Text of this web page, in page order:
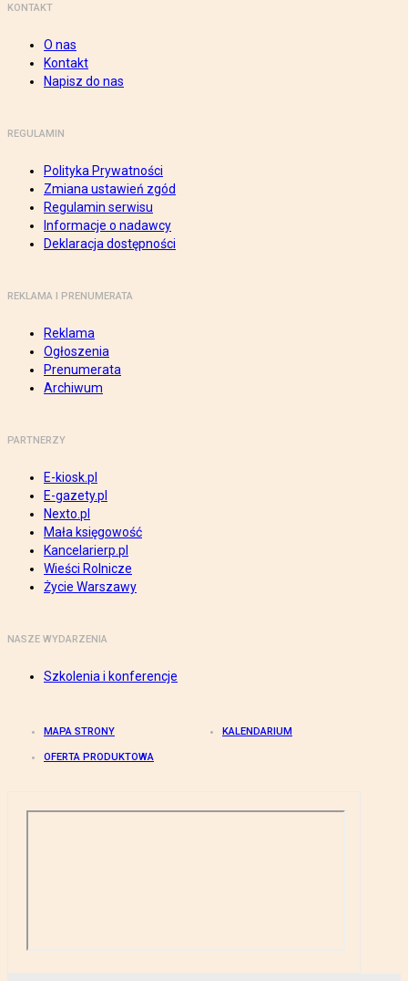
KONTAKT
O nas
Kontakt
Napisz do nas
REGULAMIN
Polityka Prywatności
Zmiana ustawień zgód
Regulamin serwisu
Informacje o nadawcy
Deklaracja dostępności
REKLAMA I PRENUMERATA
Reklama
Ogłoszenia
Prenumerata
Archiwum
PARTNERZY
E-kiosk.pl
E-gazety.pl
Nexto.pl
Mała księgowość
Kancelarierp.pl
Wieści Rolnicze
Życie Warszawy
NASZE WYDARZENIA
Szkolenia i konferencje
MAPA STRONY KALENDARIUM
OFERTA PRODUKTOWA